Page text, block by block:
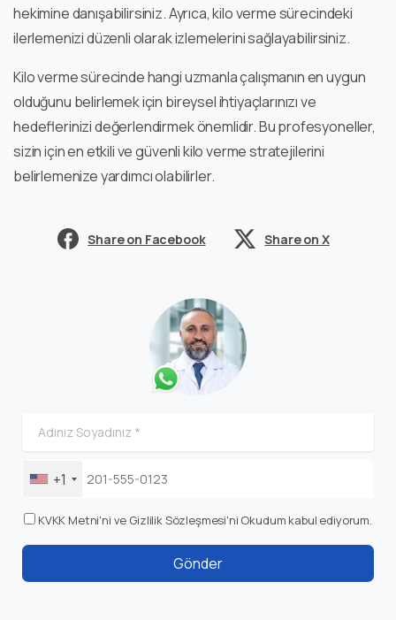
hekimine danışabilirsiniz. Ayrıca, kilo verme sürecindeki
ilerlemenizi düzenli olarak izlemelerini sağlayabilirsiniz.
Kilo verme sürecinde hangi uzmanla çalışmanın en uygun
olduğunu belirlemek için bireysel ihtiyaçlarınızı ve
hedeflerinizi değerlendirmek önemlidir. Bu profesyoneller,
sizin için en etkili ve güvenli kilo verme stratejilerini
belirlemenize yardımcı olabilirler.
Share on Facebook Share on X
+1
KVKK Metni'ni ve Gizlilik Sözleşmesi'ni Okudum kabul ediyorum.